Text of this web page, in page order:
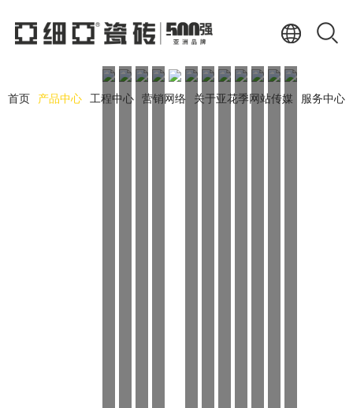
首页 产品中心 工程中心 营销网络 关于亚花季网站传媒 服务中心